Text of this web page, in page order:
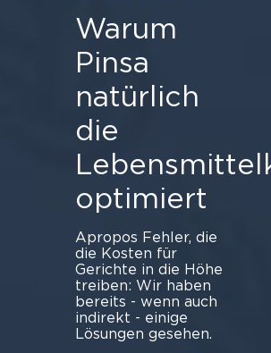
Warum
Pinsa
natürlich
die
optimiert
Apropos Fehler, die
die Kosten für
Gerichte in die Höhe
treiben: Wir haben
bereits - wenn auch
indirekt - einige
Lösungen gesehen.